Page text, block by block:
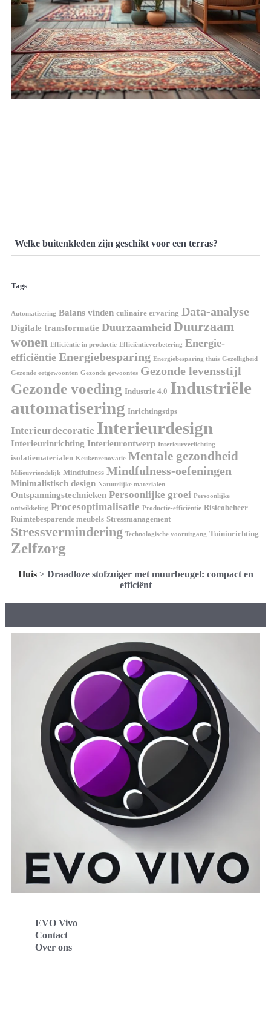
Welke buitenkleden zijn geschikt voor een terras?
Tags
Automatisering Balans vinden culinaire ervaring Data-analyse
Digitale transformatie Duurzaamheid Duurzaam
wonen Efficiëntie in productie Efficiëntieverbetering Energie-
efficiëntie Energiebesparing Energiebesparing thuis Gezelligheid
Gezonde eetgewoonten Gezonde gewoontes Gezonde levensstijl
Gezonde voeding Industrie 4.0 Industriële
automatisering Inrichtingstips
Interieurdecoratie Interieurdesign
Interieurinrichting Interieurontwerp Interieurverlichting
isolatiematerialen Keukenrenovatie Mentale gezondheid
Milieuvriendelijk Mindfulness Mindfulness-oefeningen
Minimalistisch design Natuurlijke materialen
Ontspanningstechnieken Persoonlijke groei Persoonlijke
ontwikkeling Procesoptimalisatie Productie-efficiëntie Risicobeheer
Ruimtebesparende meubels Stressmanagement
Stressvermindering Technologische vooruitgang Tuininrichting
Zelfzorg
Huis> Draadloze stofzuiger met muurbeugel: compact en
efficiënt
EVO Vivo
Contact
Over ons